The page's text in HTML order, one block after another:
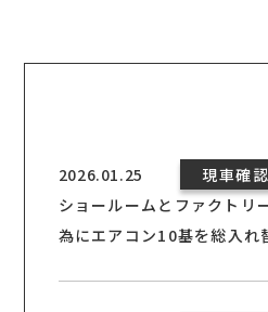
2026.01.25
現車確
ショールームとファクトリ
為にエアコン10基を総入れ